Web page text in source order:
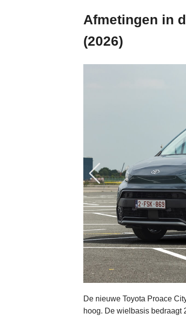
Afmetingen in
(2026)
De nieuwe Toyota Proace
hoog. De wielbasis bedraagt